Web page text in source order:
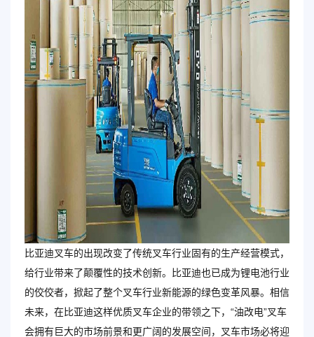
比亚迪叉车的出现改变了传统叉车行业固有的生产经营模式，
给行业带来了颠覆性的技术创新。比亚迪也已成为锂电池行业
的佼佼者，掀起了整个叉车行业新能源的绿色变革风暴。相信
未来，在比亚迪这样优质叉车企业的带领之下，“油改电”叉车
会拥有巨大的市场前景和更广阔的发展空间，叉车市场必将迎